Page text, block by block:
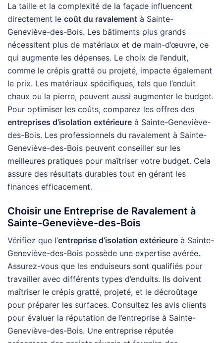
La taille et la complexité de la façade influencent
directement le coût du ravalement à Sainte-
Geneviève-des-Bois. Les bâtiments plus grands
nécessitent plus de matériaux et de main-d’œuvre, ce
qui augmente les dépenses. Le choix de l’enduit,
comme le crépis gratté ou projeté, impacte également
le prix. Les matériaux spécifiques, tels que l’enduit
chaux ou la pierre, peuvent aussi augmenter le budget.
Pour optimiser les coûts, comparez les offres des
entreprises d’isolation extérieure à Sainte-Geneviève-
des-Bois. Les professionnels du ravalement à Sainte-
Geneviève-des-Bois peuvent conseiller sur les
meilleures pratiques pour maîtriser votre budget. Cela
assure des résultats durables tout en gérant les
finances efficacement.
Choisir une Entreprise de Ravalement à
Sainte-Geneviève-des-Bois
Vérifiez que l’entreprise d’isolation extérieure à Sainte-
Geneviève-des-Bois possède une expertise avérée.
Assurez-vous que les enduiseurs sont qualifiés pour
travailler avec différents types d’enduits. Ils doivent
maîtriser le crépis gratté, projeté, et le décroûtage
pour préparer les surfaces. Consultez les avis clients
pour évaluer la réputation de l’entreprise à Sainte-
Geneviève-des-Bois. Une entreprise réputée